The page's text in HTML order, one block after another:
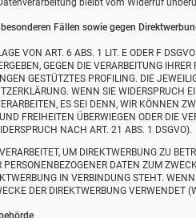
bleibt vom Widerruf
Fällen sowie gegen
VON ART. 6 ABS. 1 LIT. E ODER F
GEGEN DIE VERARBEITUNG
GESTÜTZTES PROFILING. DIE
WENN SIE WIDERSPRUCH
ES SEI DENN, WIR KÖNNEN
FREIHEITEN ÜBERWIEGEN ODER DIE
NACH ART. 21 ABS. 1 DSGVO).
UM DIREKTWERBUNG ZU
DATEN ZUM
IN VERBINDUNG STEHT.
DER DIREKTWERBUNG VERWENDET